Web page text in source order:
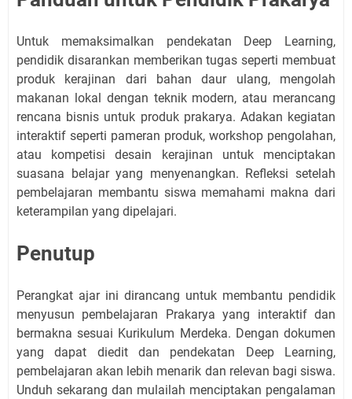
Untuk memaksimalkan pendekatan Deep Learning,
pendidik disarankan memberikan tugas seperti membuat
produk kerajinan dari bahan daur ulang, mengolah
makanan lokal dengan teknik modern, atau merancang
rencana bisnis untuk produk prakarya. Adakan kegiatan
interaktif seperti pameran produk, workshop pengolahan,
atau kompetisi desain kerajinan untuk menciptakan
suasana belajar yang menyenangkan. Refleksi setelah
pembelajaran membantu siswa memahami makna dari
keterampilan yang dipelajari.
Penutup
Perangkat ajar ini dirancang untuk membantu pendidik
menyusun pembelajaran Prakarya yang interaktif dan
bermakna sesuai Kurikulum Merdeka. Dengan dokumen
yang dapat diedit dan pendekatan Deep Learning,
pembelajaran akan lebih menarik dan relevan bagi siswa.
Unduh sekarang dan mulailah menciptakan pengalaman